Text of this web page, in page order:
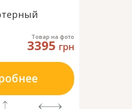
Товар на фото
3395 грн